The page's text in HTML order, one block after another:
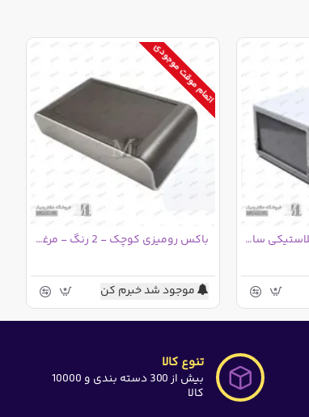
باکس 4 تکه پنل دار - پلاستیکی سایز 5*8*13
اتمام موقت موجودی
باکس رومیزی کوچک - 2 رنگ - مرغوب
موجود شد خبرم کن
تنوع کالا
بیش از 300 دسته بندی و 10000
کالا